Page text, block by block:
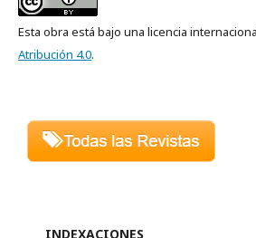
Esta obra está bajo una licencia
Atribución 4.0.
INDEXACIONES